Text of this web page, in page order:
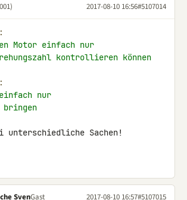
2017-08-10 16:56#5107014
Motor einfach nur
kontrollieren können
nur
bringen
unterschiedliche Sachen!
SvenGast 2017-08-10 16:57#5107015